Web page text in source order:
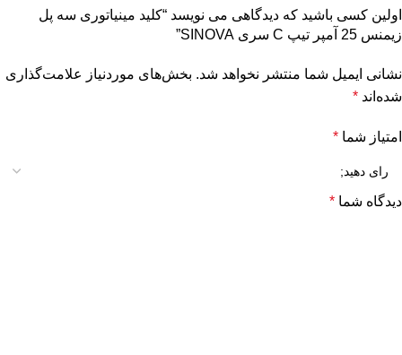
اولین کسی باشید که دیدگاهی می نویسد “کلید مینیاتوری سه پل
زیمنس 25 آمپر تیپ C سری SINOVA”
نشانی ایمیل شما منتشر نخواهد شد. بخش‌های موردنیاز علامت‌گذاری
شده‌اند *
امتیاز شما *
دیدگاه شما *